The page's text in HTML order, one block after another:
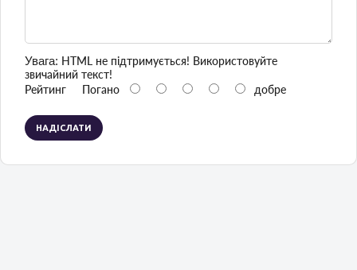
Увага: HTML не підтримується! Використовуйте
звичайний текст!
Рейтинг Погано добре
НАДІСЛАТИ